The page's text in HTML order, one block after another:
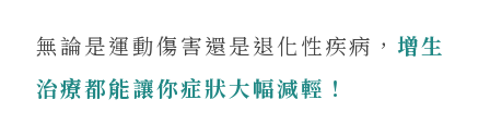
無論是運動傷害還是退化性疾病， 增生
治療都能讓你症狀大幅減輕！